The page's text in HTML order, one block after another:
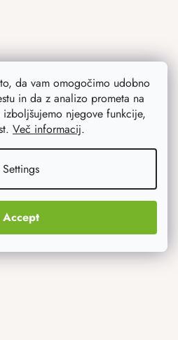
da vam omogočimo udobno
in da z analizo prometa na
izboljšujemo njegove funkcije,
Več informacij.
Settings
Accept
zanima